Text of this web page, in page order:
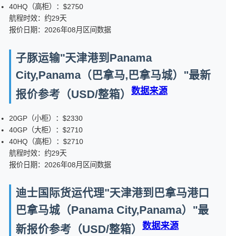
40HQ（高柜）：$2750
航程时效：约29天
报价日期：2026年08月区间数据
子豚运输"天津港到Panama
City,Panama（巴拿马,巴拿马城）"最新
报价参考（USD/整箱）
数据来源
20GP（小柜）：$2330
40GP（大柜）：$2710
40HQ（高柜）：$2710
航程时效：约29天
报价日期：2026年08月区间数据
迪士国际货运代理"天津港到巴拿马港口
巴拿马城（Panama City,Panama）"最
新报价参考（USD/整箱）
数据来源